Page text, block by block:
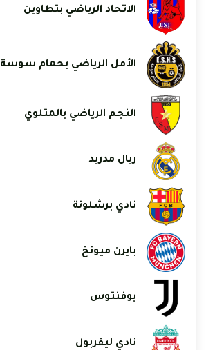
الاتحاد الرياضي بتطاوين
الأمل الرياضي بحمام سوسة
النجم الرياضي بالمتلوي
ريال مدريد
نادي برشلونة
بايرن ميونخ
يوفنتوس
نادي ليفربول